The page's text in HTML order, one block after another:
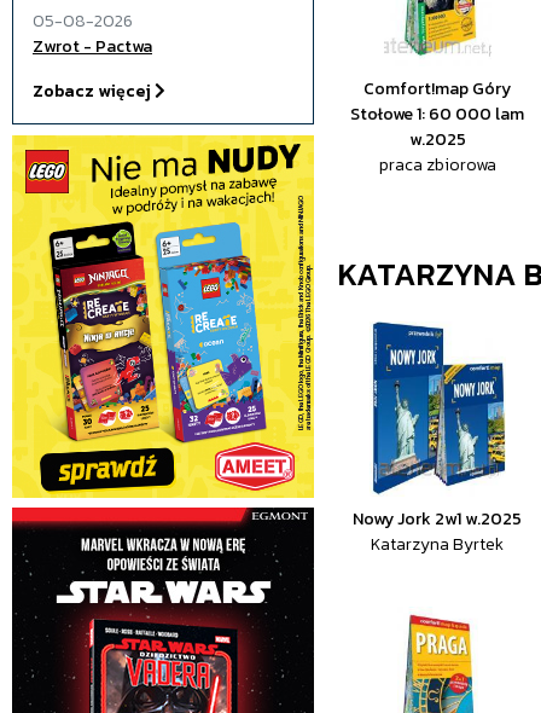
05-08-2026
Zwrot - Pactwa
Zobacz więcej
Comfort!map Góry
Stołowe 1: 60 000 lam
w.2025
praca zbiorowa
KATARZYNA
Nowy Jork 2w1 w.2025
Katarzyna Byrtek